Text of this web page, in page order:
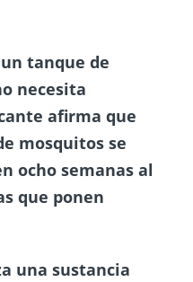
tanque de
necesita
afirma que
mosquitos se
ocho semanas al
que ponen
una sustancia